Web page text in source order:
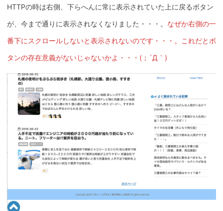
HTTPの時は右側、下らへんに常に表示されていた上に戻るボタン
が、今まで通りに表示されなくなりました・・・。 なぜか右側の一
番下にスクロールしないと表示されないのです・・・。これだとボ
タンの存在意義がないじゃないかよ・・・(；´Д｀)